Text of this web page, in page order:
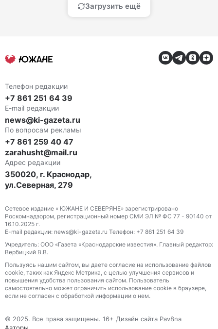
Загрузить ещё
Телефон редакции
+7 861 251 64 39
E-mail редакции
news@ki-gazeta.ru
По вопросам рекламы
+7 861 259 40 47
zarahusht@mail.ru
Адрес редакции
350020, г. Краснодар,
ул.Северная, 279
Сетевое издание « ЮЖАНЕ И СЕВЕРЯНЕ» зарегистрировано
Роскомнадзором, регистрационный номер СМИ ЭЛ № ФС 77 - 90140 от
16.10.2025 г.
E-mail редакции: news@ki-gazeta.ru Телефон: +7 861 251 64 39
Учредитель: ООО «Газета «Краснодарские известия». Главный редактор:
Вербицкий В.В.
Пользуясь нашим сайтом, вы даете согласие на использование файлов
сооkіе, таких как Яндекс Метрика, с целью улучшения сервисов и
повышения удобства пользования сайтом. Пользователь
самостоятельно может ограничить использование сооkіе в браузере,
если не согласен с обработкой информации о нем.
© 2025. Все права защищены. 16+ Дизайн сайта Pav8na